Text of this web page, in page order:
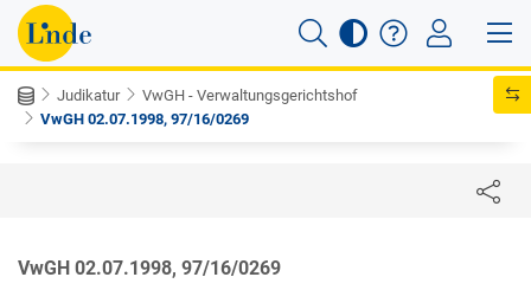
Judikatur
VwGH - Verwaltungsgerichtshof
VwGH 02.07.1998, 97/16/0269
VwGH 02.07.1998, 97/16/0269